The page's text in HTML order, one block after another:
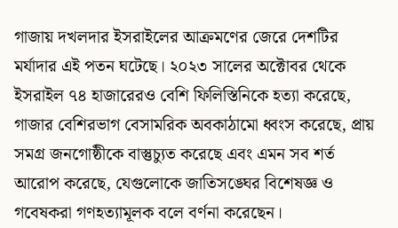
গাজায় দখলদার ইসরাইলের আক্রমণের জেরে দেশটির
মর্যাদার এই পতন ঘটেছে। ২০২৩ সালের অক্টোবর থেকে
ইসরাইল ৭৪ হাজারেরও বেশি ফিলিস্তিনিকে হত্যা করেছে,
গাজার বেশিরভাগ বেসামরিক অবকাঠামো ধ্বংস করেছে, প্রায়
সমগ্র জনগোষ্ঠীকে বাস্তুচ্যুত করেছে এবং এমন সব শর্ত
আরোপ করেছে, যেগুলোকে জাতিসঙ্ঘের বিশেষজ্ঞ ও
গবেষকরা গণহত্যামূলক বলে বর্ণনা করেছেন।